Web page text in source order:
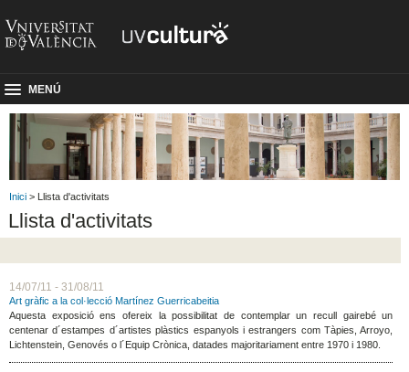
MENÚ
Inici > Llista d'activitats
Llista d'activitats
14/07/11 - 31/08/11
Art gràfic a la col·lecció Martínez Guerricabeitia
Aquesta exposició ens ofereix la possibilitat de contemplar un recull gairebé un
centenar d´estampes d´artistes plàstics espanyols i estrangers com Tàpies, Arroyo,
Lichtenstein, Genovés o l´Equip Crònica, datades majoritariament entre 1970 i 1980.